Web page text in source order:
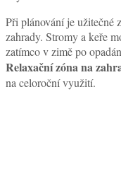
potřeba respektovat
nebo měkkou půdu může
dlouhodobého hlediska
Bezpečnost se netýká
měl být řešen tak, aby